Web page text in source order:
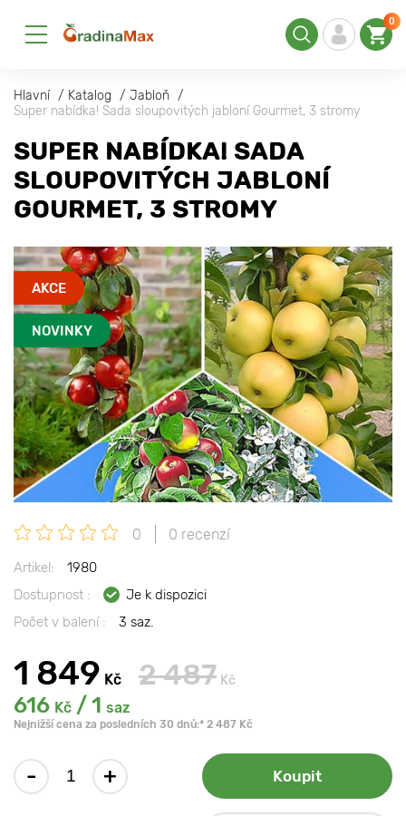
0
Hlavní Katalog
Jabloň
Super nabídka! Sada sloupovitých jabloní Gourmet, 3 stromy
SUPER NABÍDKA! SADA
SLOUPOVITÝCH JABLONÍ
GOURMET, 3 STROMY
AKCE
NOVINKY
0 0 recenzí
Artikel:
1980
Dostupnost :
Je k dispozici
Počet v balení :
3 saz.
1 849 Kč 2 487 Kč
616 Kč / 1 saz
Nejnižší cena za posledních 30 dnů:* 2 487 Kč
- + Koupit